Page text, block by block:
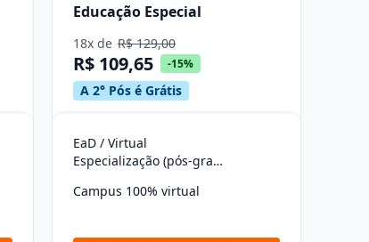
Educação Especial
18x de R$ 129,00
R$ 109,65 -15%
A 2° Pós é Grátis
EaD / Virtual
Especialização (pós-graduação)
Campus 100% virtual